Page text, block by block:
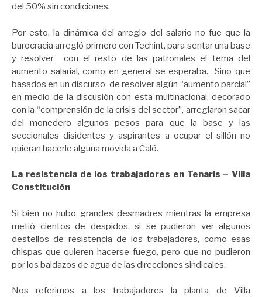
del 50% sin condiciones.
Por esto, la dinámica del arreglo del salario no fue que la
burocracia arregló primero con Techint, para sentar una base
y resolver con el resto de las patronales el tema del
aumento salarial, como en general se esperaba. Sino que
basados en un discurso de resolver algún “aumento parcial”
en medio de la discusión con esta multinacional, decorado
con la “comprensión de la crisis del sector”, arreglaron sacar
del monedero algunos pesos para que la base y las
seccionales disidentes y aspirantes a ocupar el sillón no
quieran hacerle alguna movida a Caló.
La resistencia de los trabajadores en Tenaris – Villa
Constitución
Si bien no hubo grandes desmadres mientras la empresa
metió cientos de despidos, si se pudieron ver algunos
destellos de resistencia de los trabajadores, como esas
chispas que quieren hacerse fuego, pero que no pudieron
por los baldazos de agua de las direcciones sindicales.
Nos referimos a los trabajadores la planta de Villa